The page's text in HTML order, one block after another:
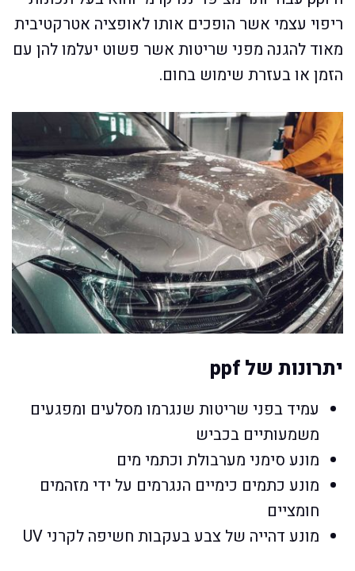
ריפוי עצמי אשר הופכים אותו לאופציה אטרקטיבית
מאוד להגנה מפני שריטות אשר פשוט יעלמו להן עם
הזמן או בעזרת שימוש בחום.
יתרונות של ppf
עמיד בפני שריטות שנגרמו מסלעים ומפגעים
משמעותיים בכביש
מונע סימני מערבולת וכתמי מים
מונע כתמים כימיים הנגרמים על ידי מזהמים
חומציים
מונע דהייה של צבע בעקבות חשיפה לקרני UV